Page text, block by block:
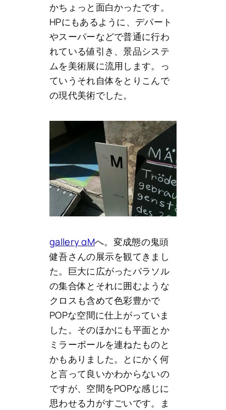
かちょっと面白かったです。
HPにもあるように、デパート
やスーパーなどで普通に行わ
れている値引き、景品システ
ムを美術展に流用します。っ
ていうそれ自体をとりこんで
の現代美術でした。
gallery αMへ。変成態の鬼頭
健吾さんの展示を観てきまし
た。巨大に広がったパラソル
の集合体とそれに囲むような
クロスも含めて色彩豊かで
POPな空間に仕上がっていま
した。そのほかにも平面とか
ミラーボールを連ねたものと
かもありました。とにかく何
と言って良いかわからないの
ですが、空間をPOPな感じに
思わせる力がすごいです。ま